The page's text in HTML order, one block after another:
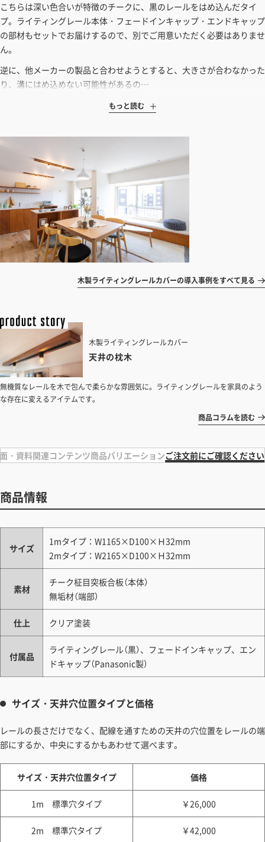
こちらは深い色合いが特徴のチークに、黒のレールをはめ込んだタイ
プ。ライティングレール本体・フェードインキャップ・エンドキャップ
の部材もセットでお届けするので、別でご用意いただく必要はありませ
ん。
逆に、他メーカーの製品と合わせようとすると、大きさが合わなかった
り、溝にはめ込めない可能性があるの…
もっと読む
木製ライティングレールカバーの導入事例をすべて見る
木製ライティングレールカバー
天井の枕木
無機質なレールを木で包んで柔らかな雰囲気に。ライティングレールを家具のよう
な存在に変えるアイテムです。
商品コラムを読む
・資料関連コンテンツ商品バリエーションご注文前にご確認ください
商品情報
サイズ
1mタイプ：W1165×D100×Ｈ32mm
2mタイプ：W2165×D100×Ｈ32mm
素材
チーク柾目突板合板（本体）
無垢材（端部）
仕上 クリア塗装
付属品
ライティングレール（黒）、フェードインキャップ、エン
ドキャップ（Panasonic製）
サイズ・天井穴位置タイプと価格
レールの長さだけでなく、配線を通すための天井の穴位置をレールの端
部にするか、中央にするかもあわせて選べます。
サイズ・天井穴位置タイプ 価格
1m 標準穴タイプ ￥26,000
2m 標準穴タイプ ￥42,000